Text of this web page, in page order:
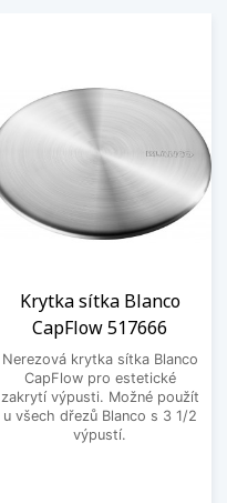
Krytka sítka Blanco
CapFlow 517666
Nerezová krytka sítka Blanco
CapFlow pro estetické
zakrytí výpusti. Možné použít
u všech dřezů Blanco s 3 1/2
výpustí.